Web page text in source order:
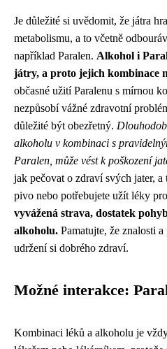
Je důležité si uvědomit, že játra
metabolismu, a to včetně
například Paralen. Alkohol i
játry, a proto jejich kombinace
občasné užití Paralenu s mírnou
nezpůsobí vážné zdravotní
důležité být obezřetný.
alkoholu v kombinaci s
Paralen, může vést k poškození
jak pečovat o zdraví svých jater,
pivo nebo potřebujete užít léky
vyvážená strava, dostatek
alkoholu. Pamatujte, že znalosti
udržení si dobrého zdraví.
Možné interakce:
Kombinaci léků a alkoholu je